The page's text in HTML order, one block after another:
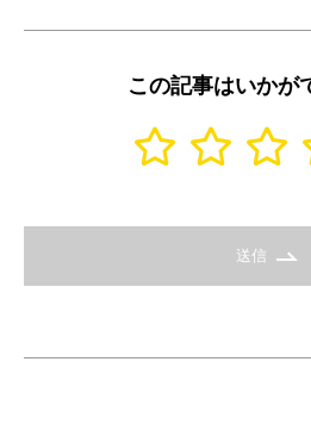
この記事はいかが
送信